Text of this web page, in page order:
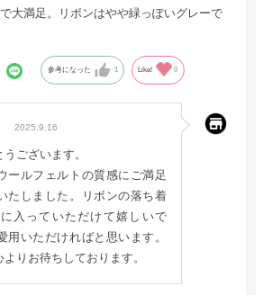
大満足。リボンはやや緑っぽいグレーで
参考になった 1 Like! 0
2025.9.16
ございます。
ールフェルトの質感にご満足
たしました。リボンの落ち着
入っていただけて嬉しいで
用いただければと思います。
りお待ちしております。